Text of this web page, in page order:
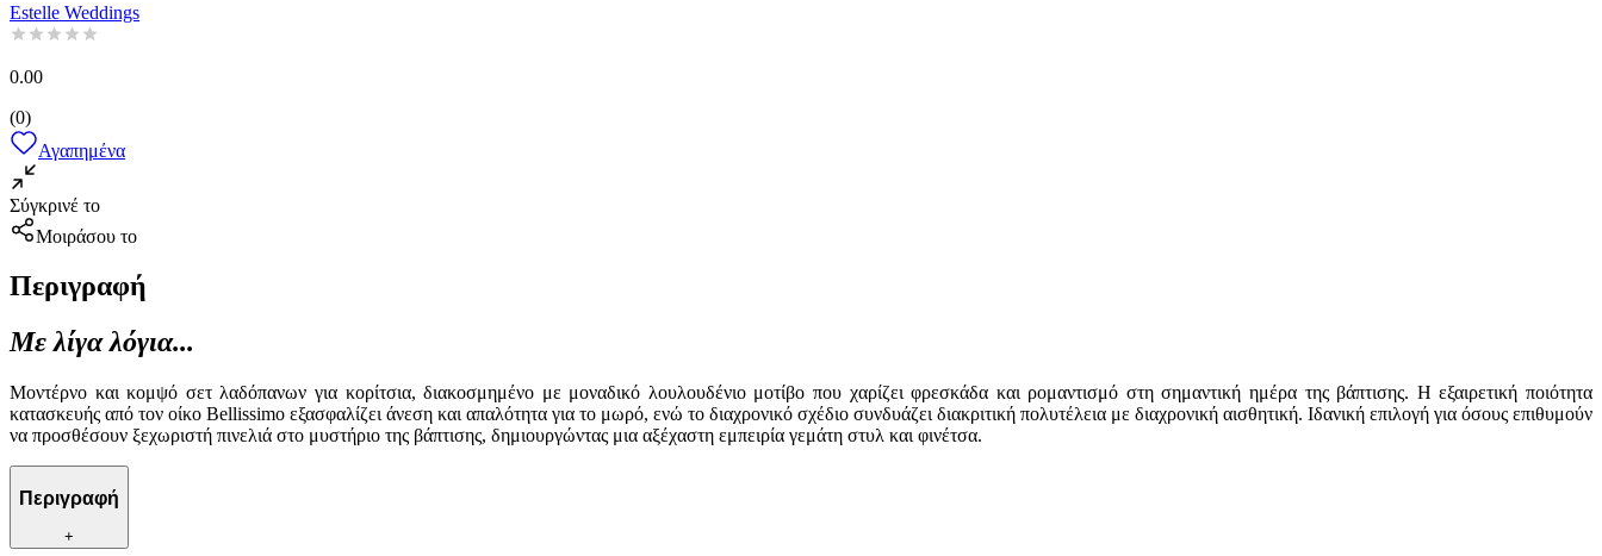
Estelle Weddings
0.00
(0)
Αγαπημένα
Σύγκρινέ το
Μοιράσου το
Περιγραφή
Με λίγα λόγια...
Μοντέρνο και κομψό σετ λαδόπανων για κορίτσια, διακοσμημένο με μοναδικό λουλουδένιο μοτίβο που χαρίζει φρεσκάδα και ρομαντισμό στη σημαντική ημέρα της βάπτισης. Η εξαιρετική ποιότητα
κατασκευής από τον οίκο Bellissimo εξασφαλίζει άνεση και απαλότητα για το μωρό, ενώ το διαχρονικό σχέδιο συνδυάζει διακριτική πολυτέλεια με διαχρονική αισθητική. Ιδανική επιλογή για όσους επιθυμούν
να προσθέσουν ξεχωριστή πινελιά στο μυστήριο της βάπτισης, δημιουργώντας μια αξέχαστη εμπειρία γεμάτη στυλ και φινέτσα.
Περιγραφή
+